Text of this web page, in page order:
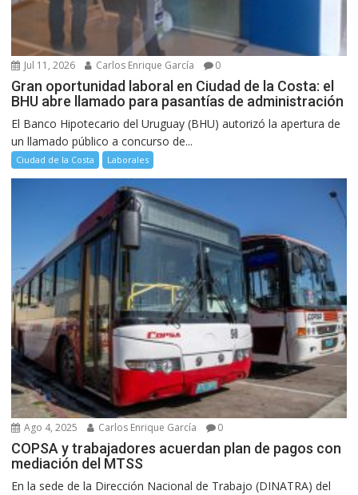
Jul 11, 2026 Carlos Enrique García 0
Gran oportunidad laboral en Ciudad de la Costa: el
BHU abre llamado para pasantías de administración
El Banco Hipotecario del Uruguay (BHU) autorizó la apertura de
un llamado público a concurso de...
Ciudad de la Costa Laborales
Ago 4, 2025 Carlos Enrique García 0
COPSA y trabajadores acuerdan plan de pagos con
mediación del MTSS
En la sede de la Dirección Nacional de Trabajo (DINATRA) del